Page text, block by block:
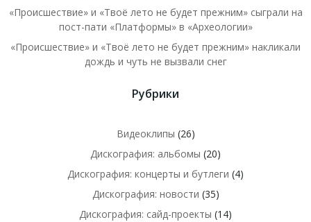
«Происшествие» и «Твоё лето не будет прежним» сыграли на
пост-пати «Платформы» в «Археологии»
«Происшествие» и «Твоё лето не будет прежним» накликали
дождь и чуть не вызвали снег
Рубрики
Видеоклипы (26)
Дискография: альбомы (20)
Дискография: концерты и бутлеги (4)
Дискография: новости (35)
Дискография: сайд-проекты (14)